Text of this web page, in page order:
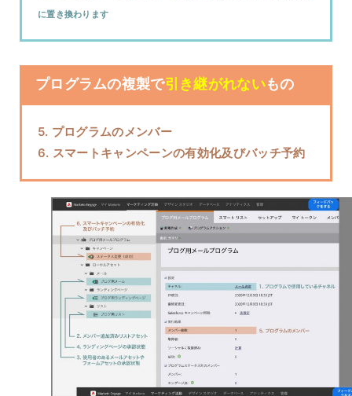
に置き換わります
プログラムの複製で引き継がれないもの
5. プログラムのメンバー
6. スマートキャンペーンの有効化及びバッチ予約